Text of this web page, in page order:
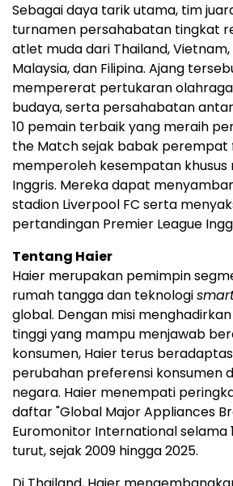
Sebagai daya tarik utama, tim
turnamen persahabatan tingkat
atlet muda dari Thailand, Vietnam,
Malaysia, dan Filipina. Ajang
mempererat pertukaran
budaya, serta persahabatan
10 pemain terbaik yang meraih
the Match sejak babak perempat
memperoleh kesempatan khusus
Inggris. Mereka dapat
stadion Liverpool FC serta
pertandingan Premier League
Tentang Haier
Haier merupakan pemimpin
rumah tangga dan teknologi
global. Dengan misi
tinggi yang mampu menjawab
konsumen, Haier terus
perubahan preferensi konsumen
negara. Haier menempati
daftar "Global Major Appliances
Euromonitor International selama
turut, sejak 2009 hingga 2025.